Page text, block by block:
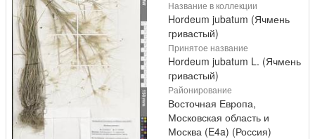
Название в коллекции
Hordeum jubatum (Ячмень
гривастый)
Принятое название
Hordeum jubatum L. (Ячмень
гривастый)
Районирование
Восточная Европа,
Московская область и
Москва (E4a) (Россия)